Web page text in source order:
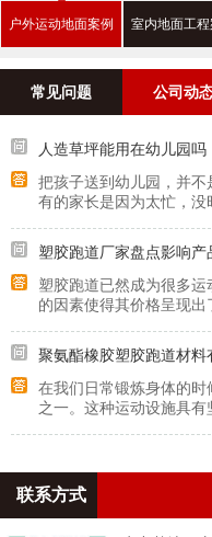
户外运动地面案例 室内地面工程
常见问题 公司动
人造草坪能用在幼儿园吗
把孩子送到幼儿园，并不
有的家长是因为太忙，
塑胶跑道厂家盘点影响产
塑胶跑道已然成为很多
的因素使得其价格呈现
聚氨酯橡胶塑胶跑道材料
在我们日常锻炼身体的
之一。这种运动设施具
联系方式